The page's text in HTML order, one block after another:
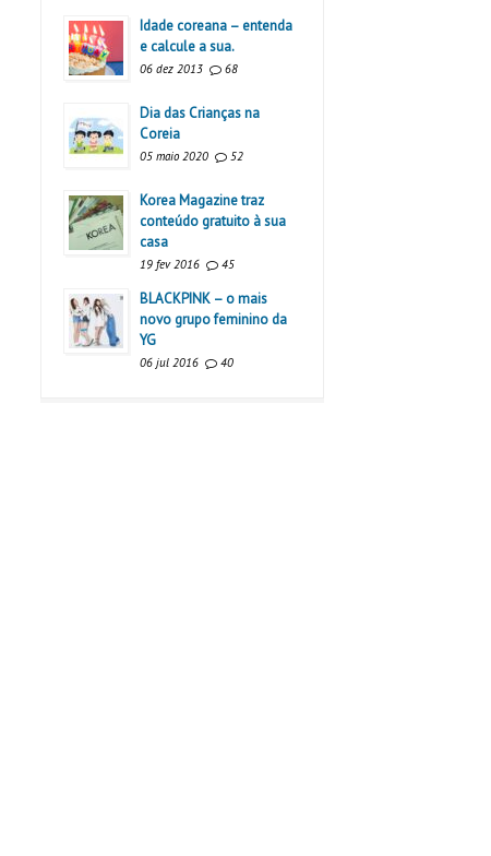
Idade coreana – entenda
e calcule a sua.
06 dez 2013 68
Dia das Crianças na
Coreia
05 maio 2020 52
Korea Magazine traz
conteúdo gratuito à sua
casa
19 fev 2016 45
BLACKPINK – o mais
novo grupo feminino da
YG
06 jul 2016 40